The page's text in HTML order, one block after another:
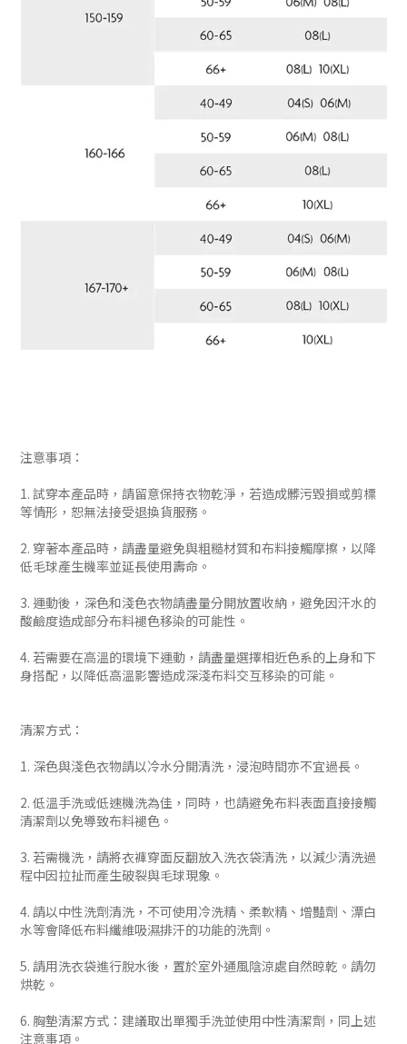
注意事項：
1. 試穿本產品時，請留意保持衣物乾淨，若造成髒污毀損或剪標
等情形，恕無法接受退換貨服務。
2. 穿著本產品時，請盡量避免與粗糙材質和布料接觸摩擦，以降
低毛球產生機率並延長使用壽命。
3. 運動後，深色和淺色衣物請盡量分開放置收納，避免因汗水的
酸鹼度造成部分布料褪色移染的可能性。
4. 若需要在高溫的環境下運動，請盡量選擇相近色系的上身和下
身搭配，以降低高溫影響造成深淺布料交互移染的可能。
清潔方式：
1. 深色與淺色衣物請以冷水分開清洗，浸泡時間亦不宜過長。
2. 低溫手洗或低速機洗為佳，同時，也請避免布料表面直接接觸
清潔劑以免導致布料褪色。
3. 若需機洗，請將衣褲穿面反翻放入洗衣袋清洗，以減少清洗過
程中因拉扯而產生破裂與毛球現象。
4. 請以中性洗劑清洗，不可使用冷洗精、柔軟精、增豔劑、漂白
水等會降低布料纖維吸濕排汗的功能的洗劑。
5. 請用洗衣袋進行脫水後，置於室外通風陰涼處自然晾乾。請勿
烘乾。
6. 胸墊清潔方式：建議取出單獨手洗並使用中性清潔劑，同上述
注意事項。